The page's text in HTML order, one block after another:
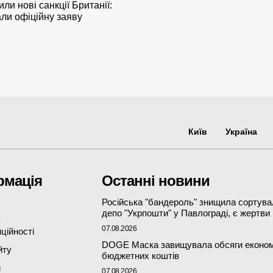
нові санкції Британії:
офіційну заяву
Київ Україна
Останні новини
Російська "бандероль" знищила
депо "Укрпошти" у Павлограді, є жертви
07.08.2026
DOGE Маска завищувала обсяги
бюджетних коштів